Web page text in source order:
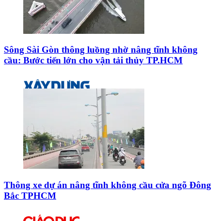
Sông Sài Gòn thông luồng nhờ nâng tĩnh không
cầu: Bước tiến lớn cho vận tải thủy TP.HCM
Thông xe dự án nâng tĩnh không cầu cửa ngõ Đông
Bắc TPHCM